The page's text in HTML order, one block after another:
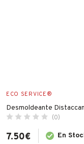
ECO SERVICE®
Desmoldeante
(0)
7.50€ En